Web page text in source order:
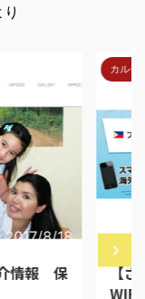
り
2017/8/18
情報 保
カルチ
【ざ
WIFI